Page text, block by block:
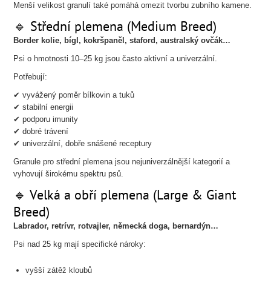
Menší velikost granulí také pomáhá omezit tvorbu zubního kamene.
🔹 Střední plemena (Medium Breed)
Border kolie, bígl, kokršpaněl, staford, australský ovčák…
Psi o hmotnosti 10–25 kg jsou často aktivní a univerzální.
Potřebují:
✔ vyvážený poměr bílkovin a tuků
✔ stabilní energii
✔ podporu imunity
✔ dobré trávení
✔ univerzální, dobře snášené receptury
Granule pro střední plemena jsou nejuniverzálnější kategorií a
vyhovují širokému spektru psů.
🔹 Velká a obří plemena (Large & Giant
Breed)
Labrador, retrívr, rotvajler, německá doga, bernardýn…
Psi nad 25 kg mají specifické nároky:
vyšší zátěž kloubů